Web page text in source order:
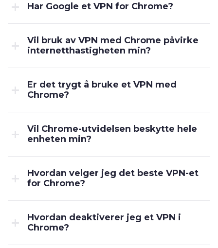
Har Google et VPN for Chrome?
Vil bruk av VPN med Chrome påvirke
internetthastigheten min?
Er det trygt å bruke et VPN med
Chrome?
Vil Chrome-utvidelsen beskytte hele
enheten min?
Hvordan velger jeg det beste VPN-et
for Chrome?
Hvordan deaktiverer jeg et VPN i
Chrome?